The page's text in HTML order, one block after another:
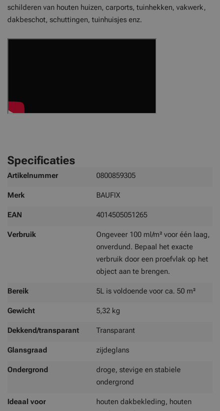
schilderen van houten huizen, carports, tuinhekken, vakwerk,
dakbeschot, schuttingen, tuinhuisjes enz.
Specificaties
Meer
Artikelnummer 0800859305
Merk BAUFIX
EAN 4014505051265
Verbruik
Ongeveer 100 ml/m² voor één laag,
onverdund. Bepaal het exacte
verbruik door een proefvlak op het
object aan te brengen.
Bereik 5L is voldoende voor ca. 50 m²
Gewicht 5,32 kg
Dekkend/transparant Transparant
Glansgraad zijdeglans
Ondergrond
droge, stevige en stabiele
ondergrond
Ideaal voor
houten dakbekleding, houten